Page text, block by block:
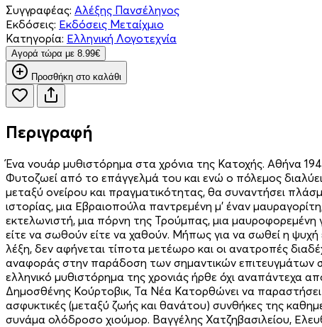
Συγγραφέας: Αλέξης Πανσέληνος
Εκδόσεις: Εκδόσεις Μεταίχμιο
Κατηγορία: Ελληνική Λογοτεχνία
Aγορά τώρα με 8.99€
Προσθήκη στο καλάθι
Περιγραφή
Ένα νουάρ μυθιστόρημα στα χρόνια της Κατοχής. Αθήνα
Φυτοζωεί από το επάγγελμά του και ενώ ο πόλεμος
μεταξύ ονείρου και πραγματικότητας, θα συναντήσει
ιστορίας, μια Εβραιοπούλα παντρεμένη μ’ έναν
εκτελωνιστή, μια πόρνη της Τρούμπας, μια
είτε να σωθούν είτε να χαθούν. Μήπως για να σωθεί η ψυχή
λέξη, δεν αφήνεται τίποτα μετέωρο και οι ανατροπές
αναφοράς στην παράδοση των σημαντικών επιτευγμάτων
ελληνικό μυθιστόρημα της χρονιάς ήρθε όχι αναπάντεχα
Δημοσθένης Κούρτοβικ, Τα Νέα Κατορθώνει να παραστήσει
ασφυκτικές (μεταξύ ζωής και θανάτου) συνθήκες της
συνάμα ολόδροσο χιούμορ. Βαγγέλης Χατζηβασιλείου,